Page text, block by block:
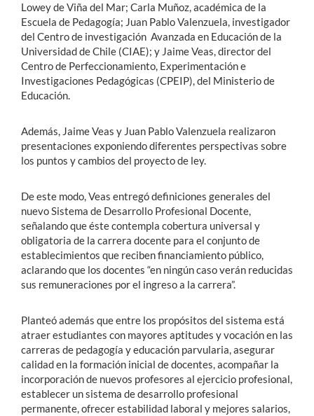
Lowey de Viña del Mar; Carla Muñoz, académica de la
Escuela de Pedagogía; Juan Pablo Valenzuela, investigador
del Centro de investigación Avanzada en Educación de la
Universidad de Chile (CIAE); y Jaime Veas, director del
Centro de Perfeccionamiento, Experimentación e
Investigaciones Pedagógicas (CPEIP), del Ministerio de
Educación.
Además, Jaime Veas y Juan Pablo Valenzuela realizaron
presentaciones exponiendo diferentes perspectivas sobre
los puntos y cambios del proyecto de ley.
De este modo, Veas entregó definiciones generales del
nuevo Sistema de Desarrollo Profesional Docente,
señalando que éste contempla cobertura universal y
obligatoria de la carrera docente para el conjunto de
establecimientos que reciben financiamiento público,
aclarando que los docentes “en ningún caso verán reducidas
sus remuneraciones por el ingreso a la carrera”.
Planteó además que entre los propósitos del sistema está
atraer estudiantes con mayores aptitudes y vocación en las
carreras de pedagogía y educación parvularia, asegurar
calidad en la formación inicial de docentes, acompañar la
incorporación de nuevos profesores al ejercicio profesional,
establecer un sistema de desarrollo profesional
permanente, ofrecer estabilidad laboral y mejores salarios,